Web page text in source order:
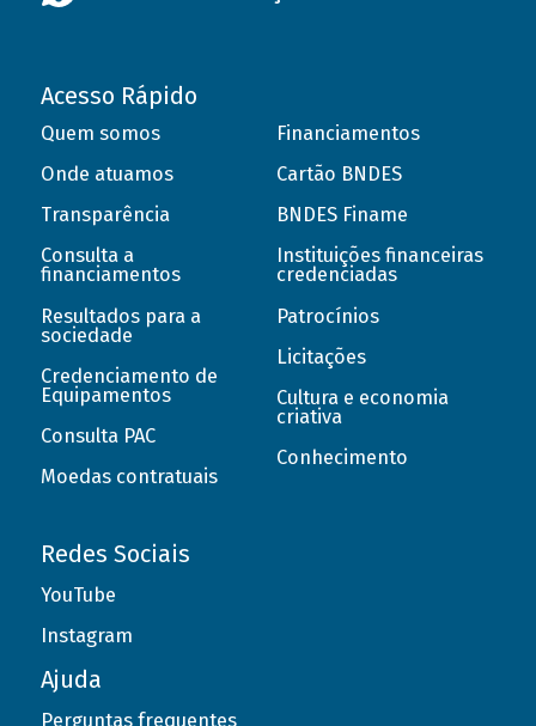
Acesso Rápido
Quem somos
Onde atuamos
Transparência
Consulta a
financiamentos
Resultados para a
sociedade
Credenciamento de
Equipamentos
Consulta PAC
Moedas contratuais
Financiamentos
Cartão BNDES
BNDES Finame
Instituições financeiras
credenciadas
Patrocínios
Licitações
Cultura e economia
criativa
Conhecimento
Redes Sociais
YouTube
Instagram
Ajuda
Perguntas frequentes